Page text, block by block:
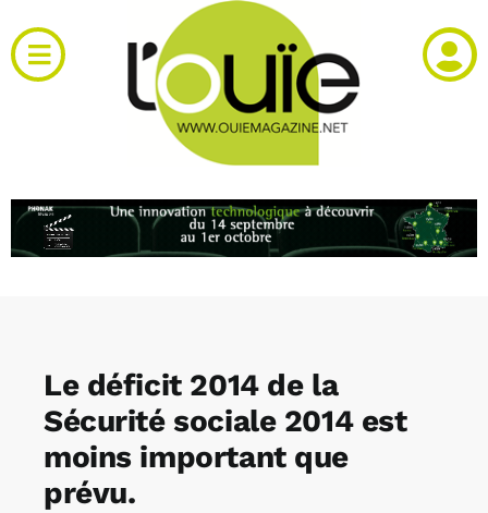
au
contenu
Toggle
Navigation
RH et emploi
Agenda
Kiosque
Le déficit 2014 de la
Sécurité sociale 2014 est
moins important que
prévu.